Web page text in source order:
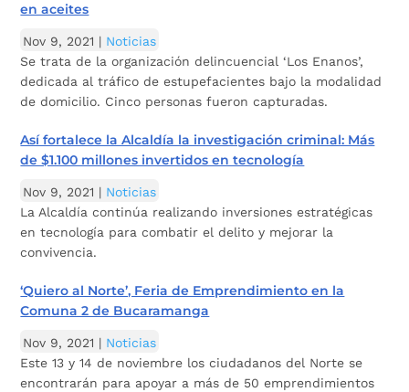
en aceites
Nov 9, 2021 | Noticias
Se trata de la organización delincuencial ‘Los Enanos’,
dedicada al tráfico de estupefacientes bajo la modalidad
de domicilio. Cinco personas fueron capturadas.
Así fortalece la Alcaldía la investigación criminal: Más
de $1.100 millones invertidos en tecnología
Nov 9, 2021 | Noticias
La Alcaldía continúa realizando inversiones estratégicas
en tecnología para combatir el delito y mejorar la
convivencia.
‘Quiero al Norte’, Feria de Emprendimiento en la
Comuna 2 de Bucaramanga
Nov 9, 2021 | Noticias
Este 13 y 14 de noviembre los ciudadanos del Norte se
encontrarán para apoyar a más de 50 emprendimientos